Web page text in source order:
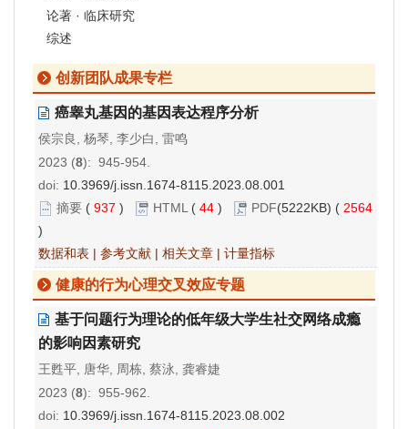
论著 · 临床研究
综述
创新团队成果专栏
癌睾丸基因的基因表达程序分析
侯宗良, 杨琴, 李少白, 雷鸣
2023 (8): 945-954.
doi: 10.3969/j.issn.1674-8115.2023.08.001
摘要 ( 937 ) HTML ( 44 ) PDF(5222KB) ( 2564
)
数据和表 | 参考文献 | 相关文章 | 计量指标
健康的行为心理交叉效应专题
基于问题行为理论的低年级大学生社交网络成瘾
的影响因素研究
王甦平, 唐华, 周栋, 蔡泳, 龚睿婕
2023 (8): 955-962.
doi: 10.3969/j.issn.1674-8115.2023.08.002